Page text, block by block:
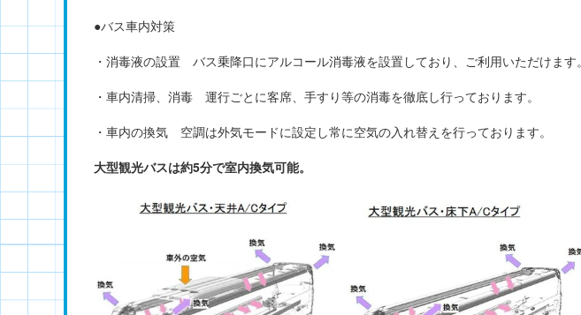
●バス車内対策
・消毒液の設置 バス乗降口にアルコール消毒液を設置しており、ご利用いただけます。
・車内清掃、消毒 運行ごとに客席、手すり等の消毒を徹底し行っております。
・車内の換気 空調は外気モードに設定し常に空気の入れ替えを行っております。
大型観光バスは約5分で室内換気可能。